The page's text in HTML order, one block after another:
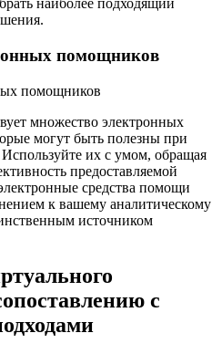
наиболее подходящий
помощников
множество электронных
могут быть полезны при
их с умом, обращая
предоставляемой
средства помощи
к вашему аналитическому
источником
с